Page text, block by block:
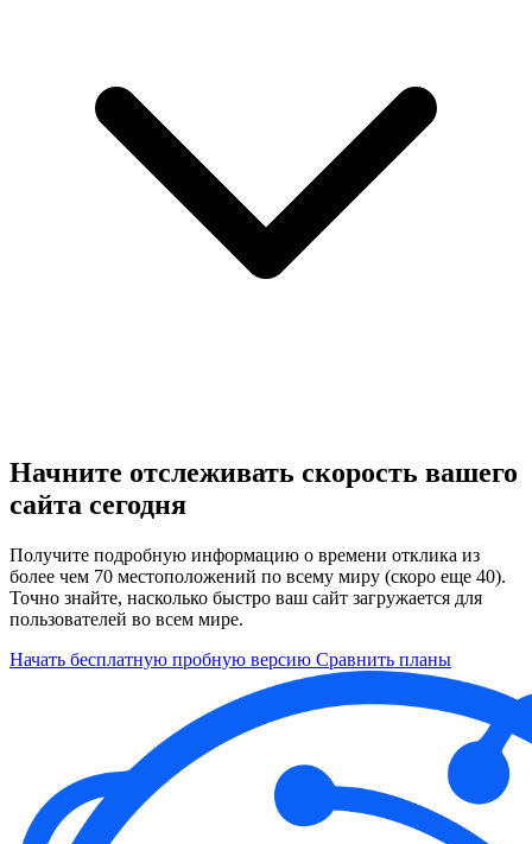
Начните отслеживать скорость вашего
сайта сегодня
Получите подробную информацию о времени отклика из
более чем 70 местоположений по всему миру (скоро еще 40).
Точно знайте, насколько быстро ваш сайт загружается для
пользователей во всем мире.
Начать бесплатную пробную версию Сравнить планы